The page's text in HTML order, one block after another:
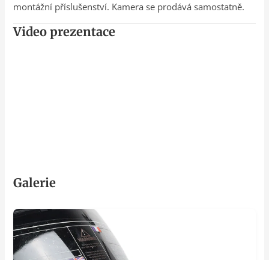
montážní příslušenství. Kamera se prodává samostatně.
Video prezentace
Galerie